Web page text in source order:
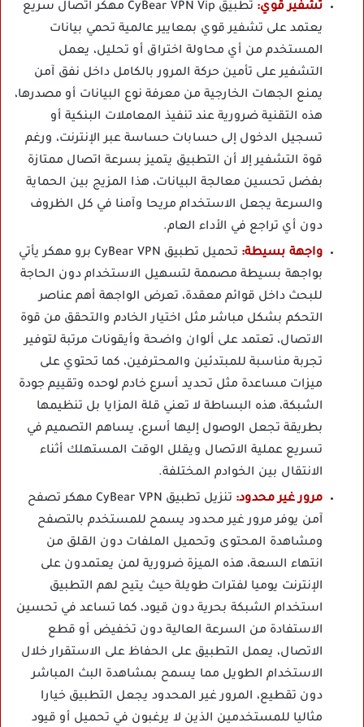
تشفير قوي:
تطبيق CyBear VPN Vip مهكر اتصال سريع
يعتمد على تشفير قوي بمعايير عالمية تحمي بيانات
المستخدم من أي محاولة اختراق أو تحليل، يعمل
التشفير على تأمين حركة المرور بالكامل داخل نفق آمن
يمنع الجهات الخارجية من معرفة نوع البيانات أو مصدرها،
هذه التقنية ضرورية عند تنفيذ المعاملات البنكية أو
تسجيل الدخول إلى حسابات حساسة عبر الإنترنت، ورغم
قوة التشفير إلا أن التطبيق يتميز بسرعة اتصال ممتازة
بفضل تحسين معالجة البيانات، هذا المزيج بين الحماية
والسرعة يجعل الاستخدام مريحا وآمنا في كل الظروف
دون أي تراجع في الأداء العام.
واجهة بسيطة:
تحميل تطبيق CyBear VPN برو مهكر يأتي
بواجهة بسيطة مصممة لتسهيل الاستخدام دون الحاجة
للبحث داخل قوائم معقدة، تعرض الواجهة أهم عناصر
التحكم بشكل مباشر مثل اختيار الخادم والتحقق من قوة
الاتصال، تعتمد على ألوان واضحة وأيقونات مرتبة لتوفير
تجربة مناسبة للمبتدئين والمحترفين، كما تحتوي على
ميزات مساعدة مثل تحديد أسرع خادم لوحده وتقييم جودة
الشبكة، هذه البساطة لا تعني قلة المزايا بل تنظيمها
بطريقة تجعل الوصول إليها أسرع، يساهم التصميم في
تسريع عملية الاتصال ويقلل الوقت المستهلك أثناء
الانتقال بين الخوادم المختلفة.
مرور غير محدود:
تنزيل تطبيق CyBear VPN مهكر تصفح
آمن يوفر مرور غير محدود يسمح للمستخدم بالتصفح
ومشاهدة المحتوى وتحميل الملفات دون القلق من
انتهاء السعة، هذه الميزة ضرورية لمن يعتمدون على
الإنترنت يوميا لفترات طويلة حيث يتيح لهم التطبيق
استخدام الشبكة بحرية دون قيود، كما تساعد في تحسين
الاستفادة من السرعة العالية دون تخفيض أو قطع
الاتصال، يعمل التطبيق على الحفاظ على الاستقرار خلال
الاستخدام الطويل مما يسمح بمشاهدة البث المباشر
دون تقطيع، المرور غير المحدود يجعل التطبيق خيارا
مثاليا للمستخدمين الذين لا يرغبون في تحميل أو قيود